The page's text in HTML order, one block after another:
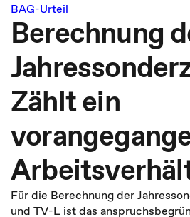
BAG-Urteil
Berechnung
Zählt ein
Für die Berechnung der
und TV-L ist das